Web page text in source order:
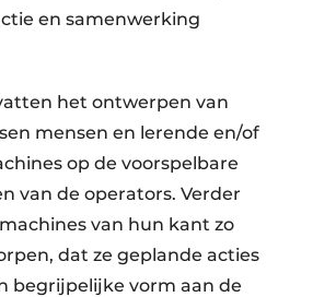
en samenwerking
het ontwerpen van
mensen en lerende en/of
op de voorspelbare
van de operators. Verder
van hun kant zo
dat ze geplande acties
begrijpelijke vorm aan de